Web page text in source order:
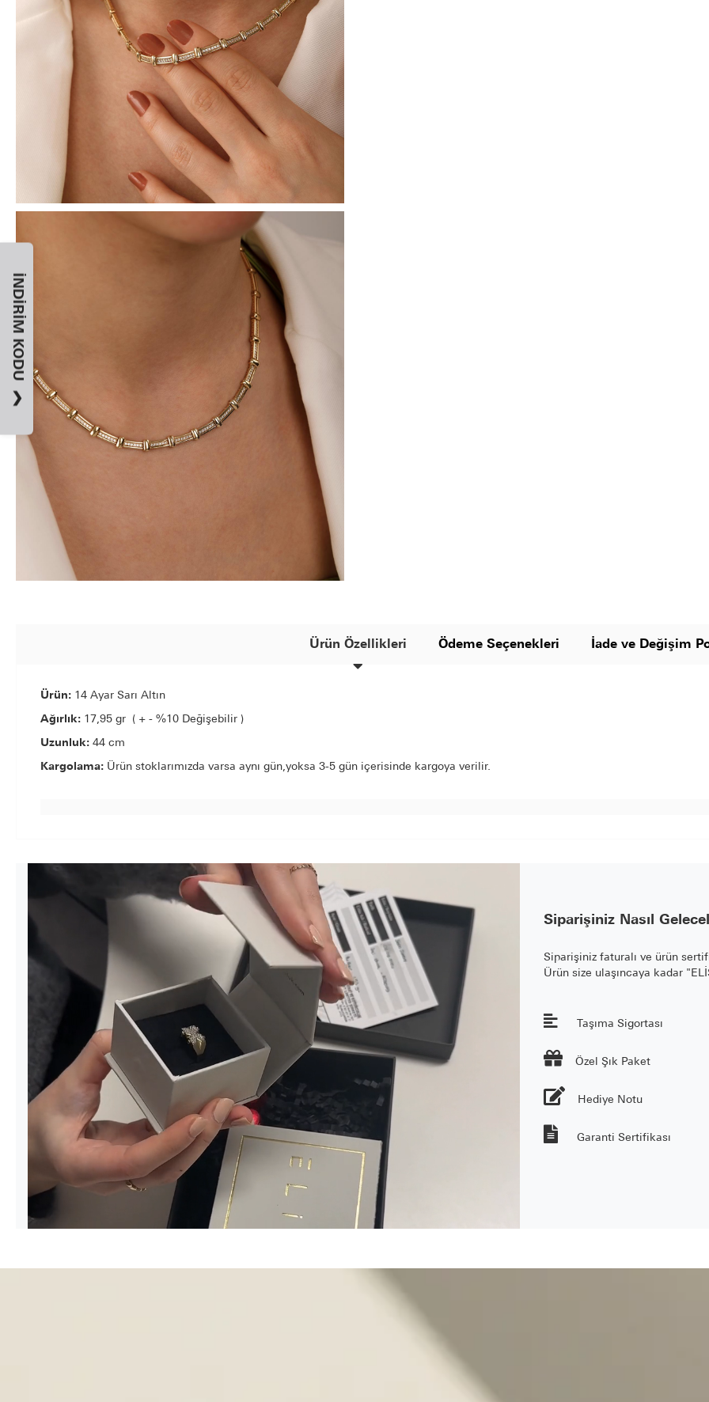
Ürün Özellikleri Ödeme Seçenekleri İade ve Değişim
Ürün: 14 Ayar Sarı Altın
Ağırlık: 17,95 gr ( + - %10 Değişebilir )
Uzunluk: 44 cm
Kargolama: Ürün stoklarımızda varsa aynı gün,yoksa 3-5 gün içerisinde kargoya verilir.
Siparişiniz Nasıl
Siparişiniz faturalı ve ürün
Ürün size ulaşıncaya kadar
Taşıma Sigortası
 Özel Şık Paket
Hediye Notu
Garanti Sertifikası
İNDIRIM KODU
❯